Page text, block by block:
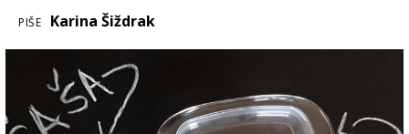
PIŠE Karina Šiždrak